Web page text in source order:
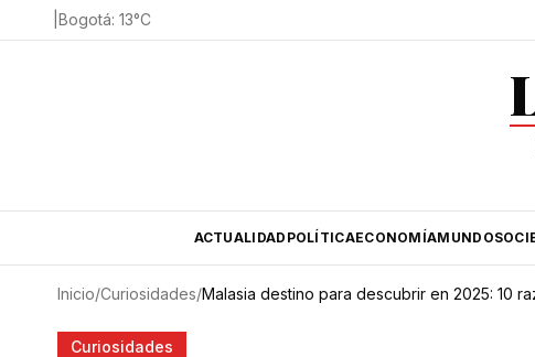
Bogotá: 13°C
ACTUALIDAD POLÍTICAECONOMÍAMUNDO
Inicio/Curiosidades/Malasia destino para descubrir en 2025: 10
Curiosidades